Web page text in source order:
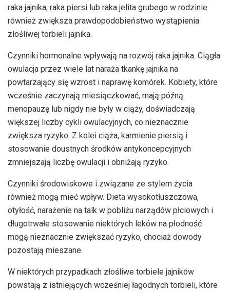
raka jajnika, raka piersi lub raka jelita grubego w rodzinie
również zwiększa prawdopodobieństwo wystąpienia
złośliwej torbieli jajnika.
Czynniki hormonalne wpływają na rozwój raka jajnika. Ciągła
owulacja przez wiele lat naraża tkankę jajnika na
powtarzający się wzrost i naprawę komórek. Kobiety, które
wcześnie zaczynają miesiączkować, mają późną
menopauzę lub nigdy nie były w ciąży, doświadczają
większej liczby cykli owulacyjnych, co nieznacznie
zwiększa ryzyko. Z kolei ciąża, karmienie piersią i
stosowanie doustnych środków antykoncepcyjnych
zmniejszają liczbę owulacji i obniżają ryzyko.
Czynniki środowiskowe i związane ze stylem życia
również mogą mieć wpływ. Dieta wysokotłuszczowa,
otyłość, narażenie na talk w pobliżu narządów płciowych i
długotrwałe stosowanie niektórych leków na płodność
mogą nieznacznie zwiększać ryzyko, chociaż dowody
pozostają mieszane.
W niektórych przypadkach złośliwe torbiele jajników
powstają z istniejących wcześniej łagodnych torbieli, które